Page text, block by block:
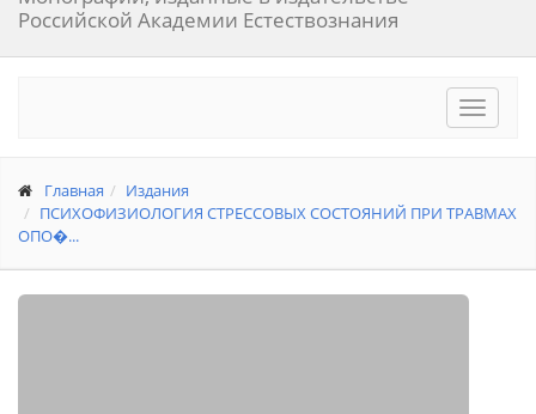
Российской Академии Естествознания
Toggle
Главная
Издания
ПСИХОФИЗИОЛОГИЯ СТРЕССОВЫХ СОСТОЯНИЙ ПРИ ТРАВМАХ
ОПО�...